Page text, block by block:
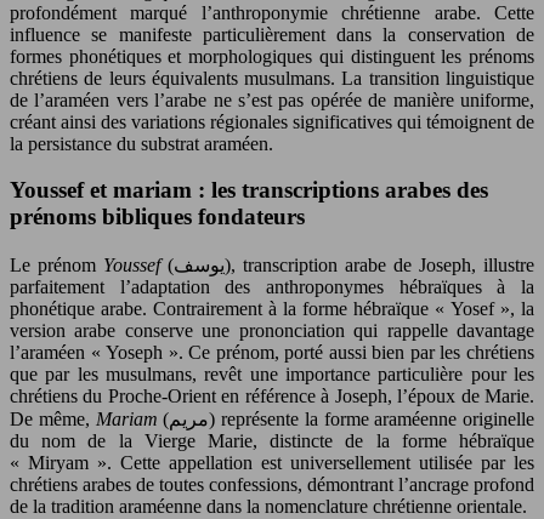
profondément marqué l’anthroponymie chrétienne arabe. Cette
influence se manifeste particulièrement dans la conservation de
formes phonétiques et morphologiques qui distinguent les prénoms
chrétiens de leurs équivalents musulmans. La transition linguistique
de l’araméen vers l’arabe ne s’est pas opérée de manière uniforme,
créant ainsi des variations régionales significatives qui témoignent de
la persistance du substrat araméen.
Youssef et mariam : les transcriptions arabes des
prénoms bibliques fondateurs
Le prénom Youssef(يوسف), transcription arabe de Joseph, illustre
parfaitement l’adaptation des anthroponymes hébraïques à la
phonétique arabe. Contrairement à la forme hébraïque « Yosef », la
version arabe conserve une prononciation qui rappelle davantage
l’araméen « Yoseph ». Ce prénom, porté aussi bien par les chrétiens
que par les musulmans, revêt une importance particulière pour les
chrétiens du Proche-Orient en référence à Joseph, l’époux de Marie.
De même, Mariam (مريم) représente la forme araméenne originelle
du nom de la Vierge Marie, distincte de la forme hébraïque
« Miryam ». Cette appellation est universellement utilisée par les
chrétiens arabes de toutes confessions, démontrant l’ancrage profond
de la tradition araméenne dans la nomenclature chrétienne orientale.